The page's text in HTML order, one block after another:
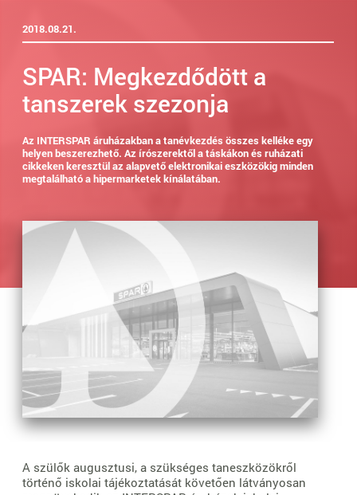
2018.08.21.
SPAR: Megkezdődött a
tanszerek szezonja
Az INTERSPAR áruházakban a tanévkezdés összes kelléke egy
helyen beszerezhető. Az írószerektől a táskákon és ruházati
cikkeken keresztül az alapvető elektronikai eszközökig minden
megtalálható a hipermarketek kínálatában.
A szülők augusztusi, a szükséges taneszközökről
történő iskolai tájékoztatását követően látványosan